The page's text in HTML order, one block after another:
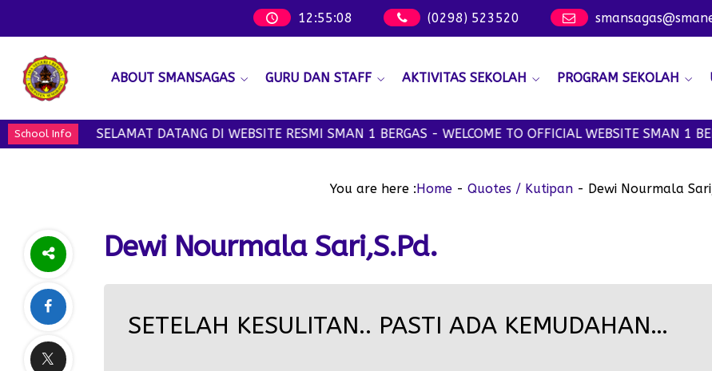
12:55:09 (0298) 523520
ABOUT SMANSAGAS GURU DAN STAFF AKTIVITAS SEKOLAH PROGRAM SEKOLAH
School Info SELAMAT DATANG DI WEBSITE RESMI SMAN 1 BERGAS - WELCOME TO OFFICIAL WEBSITE SMAN 1
You are here :Home- Quotes / Kutipan- Dewi Nourmala
Dewi Nourmala Sari,S.Pd.
SETELAH KESULITAN.. PASTI ADA KEMUDAHAN…